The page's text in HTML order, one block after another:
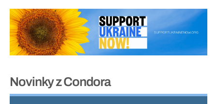
Novinky z Condora